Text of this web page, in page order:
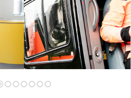
Vorwärts